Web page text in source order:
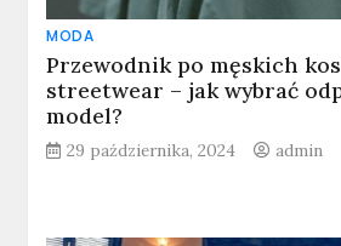
MODA
Przewodnik po męskich
streetwear – jak wybrać
model?
29 października, 2024 admin